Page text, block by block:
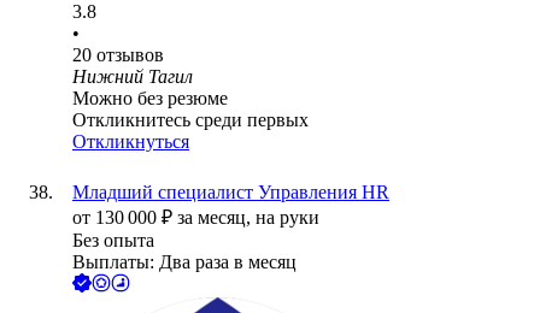
3.8
•
20 отзывов
Нижний Тагил
Можно без резюме
Откликнитесь среди первых
Откликнуться
Младший специалист Управления HR
от 130 000 ₽ за месяц, на руки
Без опыта
Выплаты: Два раза в месяц